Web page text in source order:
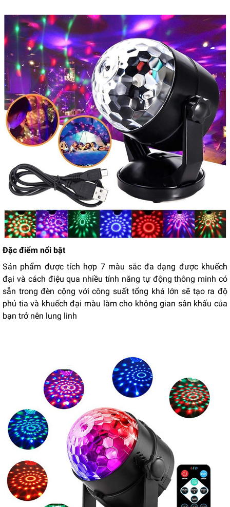
Đặc điểm nổi bật
Sản phẩm được tích hợp 7 màu sắc đa dạng được khuếch
đại và cách điệu qua nhiều tính năng tự động thông minh có
sẵn trong đèn cộng với công suất tổng khá lớn sẽ tạo ra độ
phủ tia và khuếch đại màu làm cho không gian sân khấu của
bạn trở nên lung linh